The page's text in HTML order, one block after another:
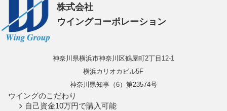
株式会社
ウイングコーポレーション
神奈川県横浜市神奈川区鶴屋町2丁目12-1
横浜カリオカビル5F
神奈川県知事（6）第23574号
ウイングのこだわり
自己資金10万円で購入可能